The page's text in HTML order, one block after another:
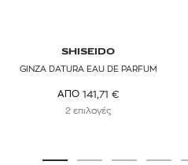
SHISEIDO
GINZA DATURA EAU DE PARFUM
ΑΠΟ 141,71 €
2 επιλογές